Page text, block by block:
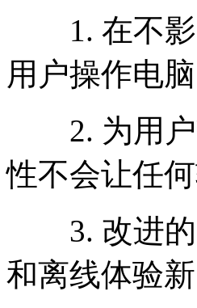
1. 在不影
用户操作电
2. 为用户
性不会让任
3. 改进的
和离线体验